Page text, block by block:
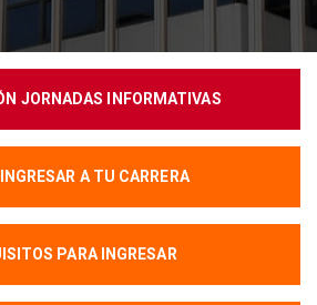
JORNADAS INFORMATIVAS
A TU CARRERA
PARA INGRESAR